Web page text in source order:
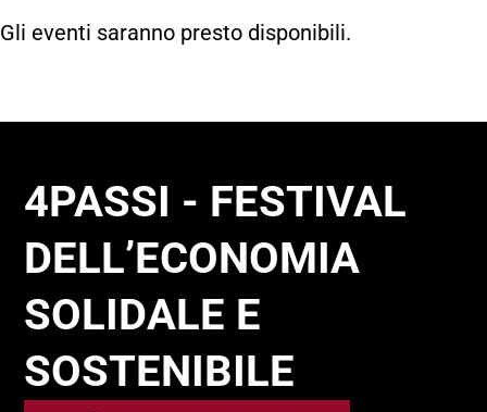
Gli eventi saranno presto disponibili.
4PASSI - FESTIVAL
DELL’ECONOMIA
SOLIDALE E
SOSTENIBILE